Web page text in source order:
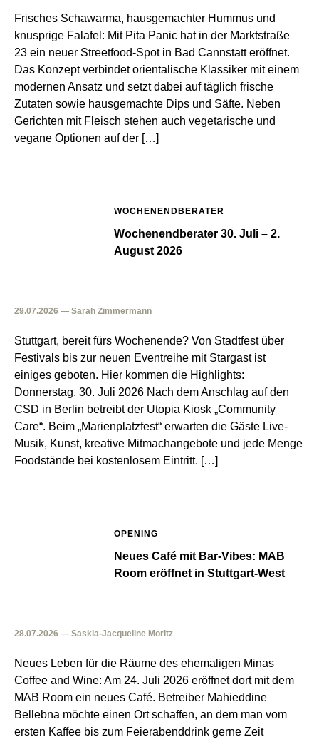
Frisches Schawarma, hausgemachter Hummus und
knusprige Falafel: Mit Pita Panic hat in der Marktstraße
23 ein neuer Streetfood-Spot in Bad Cannstatt eröffnet.
Das Konzept verbindet orientalische Klassiker mit einem
modernen Ansatz und setzt dabei auf täglich frische
Zutaten sowie hausgemachte Dips und Säfte. Neben
Gerichten mit Fleisch stehen auch vegetarische und
vegane Optionen auf der […]
WOCHENENDBERATER
Wochenendberater 30. Juli – 2.
August 2026
29.07.2026 — Sarah Zimmermann
Stuttgart, bereit fürs Wochenende? Von Stadtfest über
Festivals bis zur neuen Eventreihe mit Stargast ist
einiges geboten. Hier kommen die Highlights:
Donnerstag, 30. Juli 2026 Nach dem Anschlag auf den
CSD in Berlin betreibt der Utopia Kiosk „Community
Care“. Beim „Marienplatzfest“ erwarten die Gäste Live-
Musik, Kunst, kreative Mitmachangebote und jede Menge
Foodstände bei kostenlosem Eintritt. […]
OPENING
Neues Café mit Bar-Vibes: MAB
Room eröffnet in Stuttgart-West
28.07.2026 — Saskia-Jacqueline Moritz
Neues Leben für die Räume des ehemaligen Minas
Coffee and Wine: Am 24. Juli 2026 eröffnet dort mit dem
MAB Room ein neues Café. Betreiber Mahieddine
Bellebna möchte einen Ort schaffen, an dem man vom
ersten Kaffee bis zum Feierabenddrink gerne Zeit